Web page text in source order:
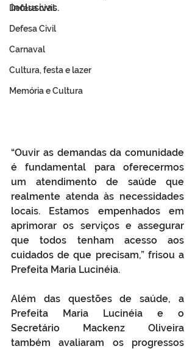
Defesa cívil
Defesa Civil
Carnaval
Cultura, festa e lazer
Memória e Cultura
inclusivas.
“Ouvir as demandas da comunidade
é fundamental para oferecermos
um atendimento de saúde que
realmente atenda às necessidades
locais. Estamos empenhados em
aprimorar os serviços e assegurar
que todos tenham acesso aos
cuidados de que precisam,” frisou a
Prefeita Maria Lucinéia.
Além das questões de saúde, a
Prefeita Maria Lucinéia e o
Secretário Mackenz Oliveira
também avaliaram os progressos